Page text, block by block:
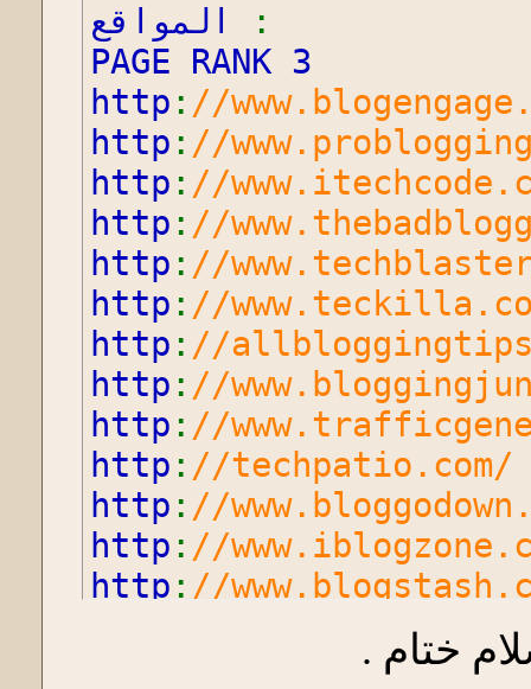
:
PAGE RANK 3
http : //
http : //
http : //
http : //
http : //
http : //
http : //
http : //
http : //
http : //techpatio.com/
http : //
http : //
http : //
//
//
ختام .